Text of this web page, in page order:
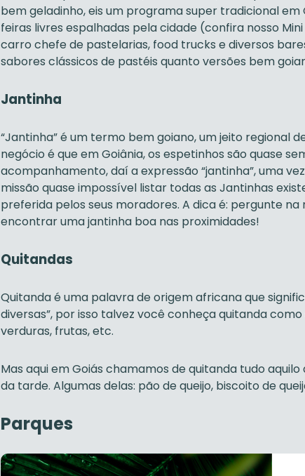
bem geladinho, eis um programa super tradicional em
feiras livres espalhadas pela cidade (confira nosso
carro chefe de pastelarias, food trucks e diversos
sabores clássicos de pastéis quanto versões bem
Jantinha
“Jantinha” é um termo bem goiano, um jeito regional
negócio é que em Goiânia, os espetinhos são quase
acompanhamento, daí a expressão “jantinha”, uma
missão quase impossível listar todas as Jantinhas
preferida pelos seus moradores. A dica é: pergunte
encontrar uma jantinha boa nas proximidades!
Quitandas
Quitanda é uma palavra de origem africana que
diversas”, por isso talvez você conheça quitanda
verduras, frutas, etc.
Mas aqui em Goiás chamamos de quitanda tudo
da tarde. Algumas delas: pão de queijo, biscoito de
Parques